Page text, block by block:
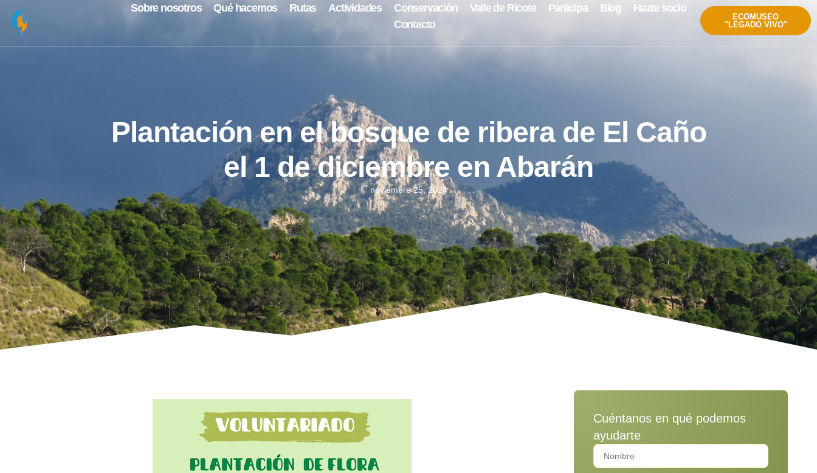
Sobre nosotros Qué hacemos Rutas Actividades Conservación Valle de Ricote Participa Blog
Hazte socio
Contacto
ECOMUSEO
"LEGADO VIVO"
Plantación en el bosque de ribera de El Caño
el 1 de diciembre en Abarán
noviembre 25, 2024
Cuéntanos en qué podemos
ayudarte